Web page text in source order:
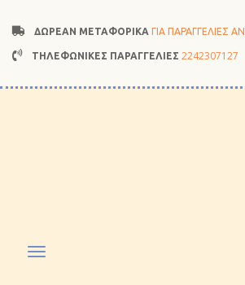
ΔΩΡΕΑΝ ΜΕΤΑΦΟΡΙΚΑ ΓΙΑ ΠΑΡΑΓΓΕΛΙΕΣ
ΤΗΛΕΦΩΝΙΚΕΣ ΠΑΡΑΓΓΕΛΙΕΣ 2242307127
Toggle